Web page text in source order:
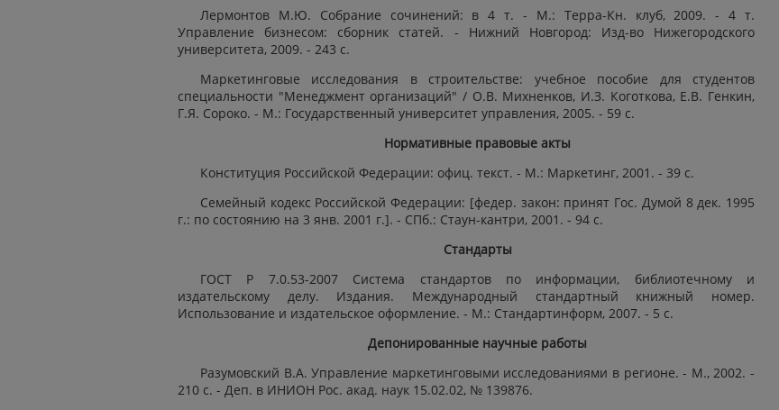
Лермонтов М.Ю. Собрание сочинений: в 4 т. - М.: Терра-Кн. клуб, 2009. - 4 т.
Управление бизнесом: сборник статей. - Нижний Новгород: Изд-во Нижегородского
университета, 2009. - 243 с.
Маркетинговые исследования в строительстве: учебное пособие для студентов
специальности "Менеджмент организаций" / О.В. Михненков, И.З. Коготкова, Е.В. Генкин,
Г.Я. Сороко. - М.: Государственный университет управления, 2005. - 59 с.
Нормативные правовые акты
Конституция Российской Федерации: офиц. текст. - М.: Маркетинг, 2001. - 39 с.
Семейный кодекс Российской Федерации: [федер. закон: принят Гос. Думой 8 дек. 1995
г.: по состоянию на 3 янв. 2001 г.]. - СПб.: Стаун-кантри, 2001. - 94 с.
Стандарты
ГОСТ Р 7.0.53-2007 Система стандартов по информации, библиотечному и
издательскому делу. Издания. Международный стандартный книжный номер.
Использование и издательское оформление. - М.: Стандартинформ, 2007. - 5 с.
Депонированные научные работы
Разумовский В.А. Управление маркетинговыми исследованиями в регионе. - М., 2002. -
210 с. - Деп. в ИНИОН Рос. акад. наук 15.02.02, № 139876.